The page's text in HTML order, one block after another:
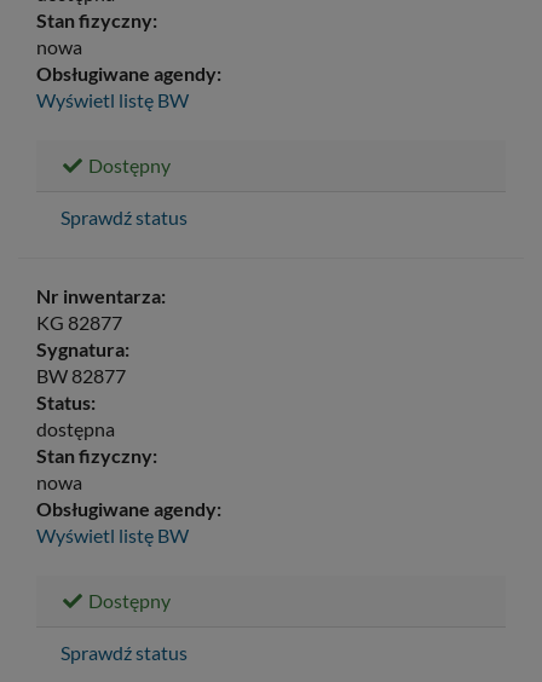
Stan fizyczny:
nowa
Obsługiwane agendy:
Wyświetl listę BW
Dostępny
Sprawdź status
Nr inwentarza:
KG 82877
Sygnatura:
BW 82877
Status:
dostępna
Stan fizyczny:
nowa
Obsługiwane agendy:
Wyświetl listę BW
Dostępny
Sprawdź status